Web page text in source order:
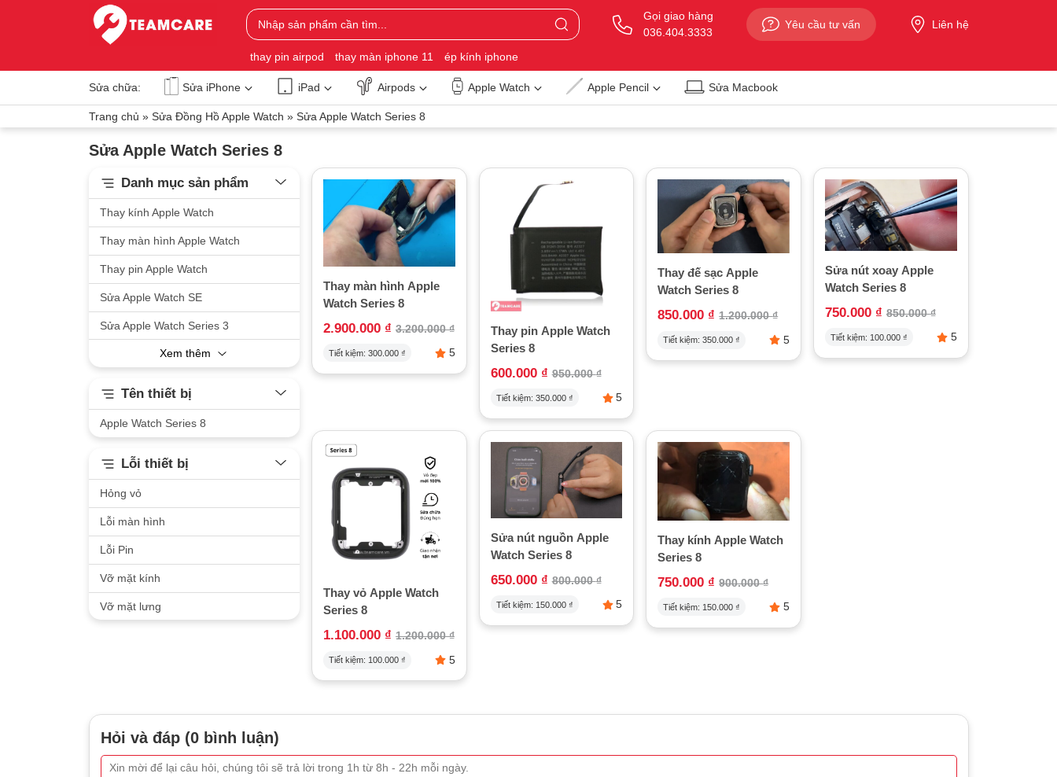
Gọi giao hàng
036.404.3333
Yêu cầu tư vấn Liên hệ
thay pin airpod thay màn iphone 11 ép kính iphone
Sửa chữa: Sửa iPhone iPad Airpods Apple Watch Apple Pencil Sửa Macbook
Trang chủ » Sửa Đồng Hồ Apple Watch » Sửa Apple Watch Series 8
Sửa Apple Watch Series 8
Danh mục sản phẩm
Thay kính Apple Watch
Thay màn hình Apple Watch
Thay pin Apple Watch
Sửa Apple Watch SE
Sửa Apple Watch Series 3
Xem thêm
Tên thiết bị
Apple Watch Series 8
Lỗi thiết bị
Hỏng vỏ
Lỗi màn hình
Lỗi Pin
Vỡ mặt kính
Vỡ mặt lưng
Thay màn hình Apple
Watch Series 8
2.900.000 ₫ 3.200.000₫
Tiết kiệm: 300.000 ₫ 5
Thay pin Apple Watch
Series 8
600.000 ₫ 950.000₫
Tiết kiệm: 350.000 ₫ 5
Thay đế sạc Apple
Watch Series 8
850.000 ₫ 1.200.000₫
Tiết kiệm:350.000 ₫ 5
Sửa nút xoay Apple
Watch Series 8
750.000 ₫ 850.000₫
Tiết kiệm: 100.000 ₫ 5
Thay vỏ Apple Watch
Series 8
1.100.000 ₫ 1.200.000₫
Tiết kiệm: 100.000 ₫ 5
Sửa nút nguồn Apple
Watch Series 8
650.000 ₫ 800.000₫
Tiết kiệm: 150.000 ₫ 5
Thay kính Apple Watch
Series 8
750.000 ₫ 900.000₫
Tiết kiệm: 150.000 ₫ 5
Hỏi và đáp (0 bình luận)